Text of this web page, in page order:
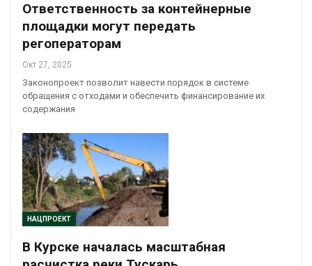
Ответственность за контейнерные
площадки могут передать
регоператорам
Окт 27, 2025
Законопроект позволит навести порядок в системе
обращения с отходами и обеспечить финансирование их
содержания
НАЦПРОЕКТ
В Курске началась масштабная